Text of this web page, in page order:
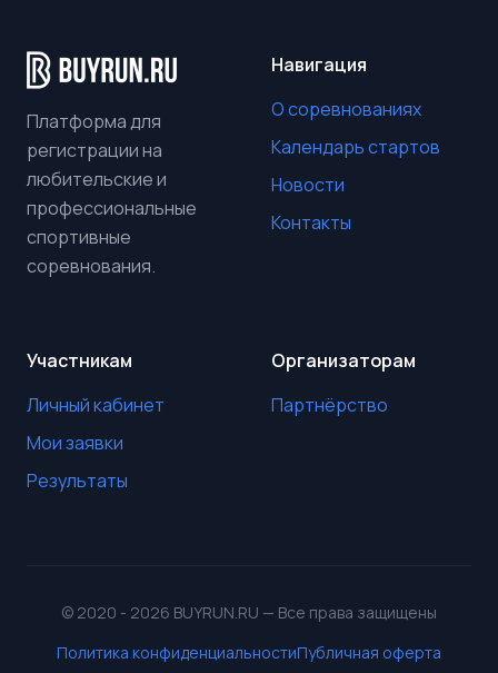
Платформа для
регистрации на
любительские и
профессиональные
спортивные
соревнования.
Навигация
О соревнованиях
Календарь стартов
Новости
Контакты
Участникам
Личный кабинет
Мои заявки
Результаты
Организаторам
Партнёрство
© 2020 - 2026 BUYRUN.RU — Все права защищены
Политика конфиденциальностиПубличная оферта